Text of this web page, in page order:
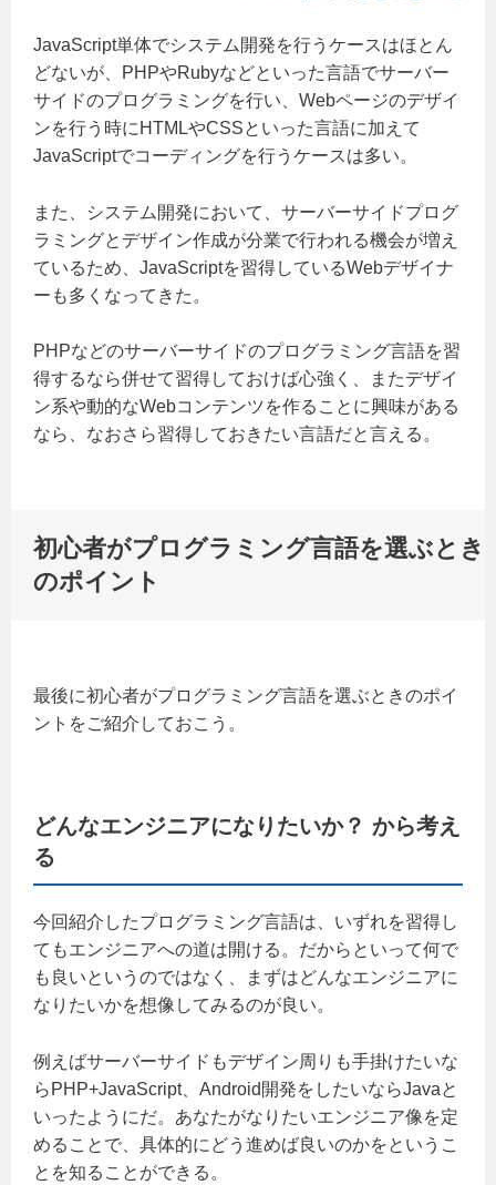
JavaScript単体でシステム開発を行うケースはほとん
どないが、PHPやRubyなどといった言語でサーバー
サイドのプログラミングを行い、Webページのデザイ
ンを行う時にHTMLやCSSといった言語に加えて
JavaScriptでコーディングを行うケースは多い。
また、システム開発において、サーバーサイドプログ
ラミングとデザイン作成が分業で行われる機会が増え
ているため、JavaScriptを習得しているWebデザイナ
ーも多くなってきた。
PHPなどのサーバーサイドのプログラミング言語を習
得するなら併せて習得しておけば心強く、またデザイ
ン系や動的なWebコンテンツを作ることに興味がある
なら、なおさら習得しておきたい言語だと言える。
初心者がプログラミング言語を選ぶとき
のポイント
最後に初心者がプログラミング言語を選ぶときのポイ
ントをご紹介しておこう。
どんなエンジニアになりたいか？ から考え
る
今回紹介したプログラミング言語は、いずれを習得し
てもエンジニアへの道は開ける。だからといって何で
も良いというのではなく、まずはどんなエンジニアに
なりたいかを想像してみるのが良い。
例えばサーバーサイドもデザイン周りも手掛けたいな
らPHP+JavaScript、Android開発をしたいならJavaと
いったようにだ。あなたがなりたいエンジニア像を定
めることで、具体的にどう進めば良いのかをというこ
とを知ることができる。